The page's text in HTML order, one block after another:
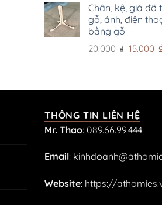
là:
60.000
Chân, kệ, giá đỡ
gỗ, ảnh, điện
bằng gỗ
20.000₫ Giá
15.000
THÔNG TIN LIÊN HỆ
Mr. Thao: 089.66.99.444
Email:
Website: https://